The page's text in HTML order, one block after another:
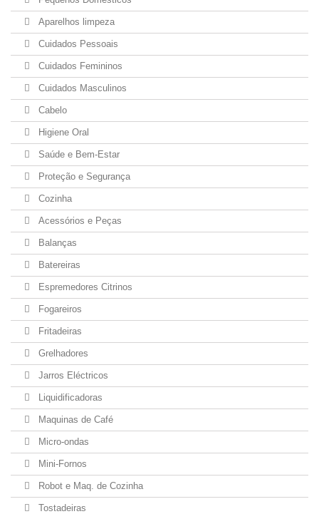
Aparelhos limpeza
Cuidados Pessoais
Cuidados Femininos
Cuidados Masculinos
Cabelo
Higiene Oral
Saúde e Bem-Estar
Proteção e Segurança
Cozinha
Acessórios e Peças
Balanças
Batereiras
Espremedores Citrinos
Fogareiros
Fritadeiras
Grelhadores
Jarros Eléctricos
Liquidificadoras
Maquinas de Café
Micro-ondas
Mini-Fornos
Robot e Maq. de Cozinha
Tostadeiras